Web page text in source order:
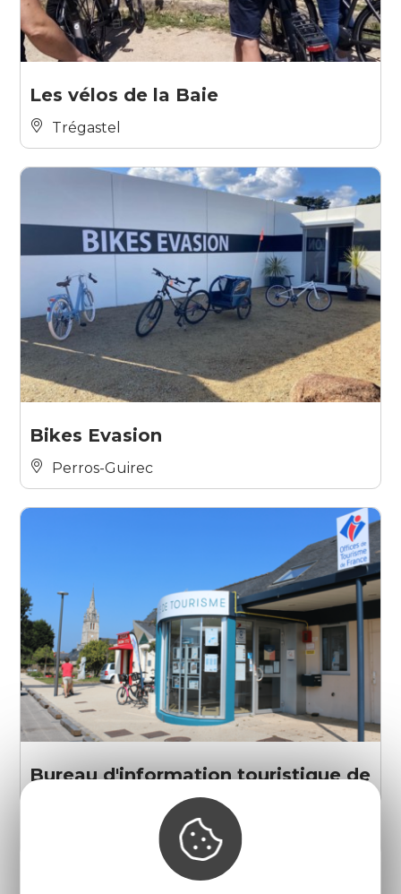
Les vélos de la Baie
Trégastel
Bikes Evasion
Perros-Guirec
Bureau d'information touristique de
Pleumeur-Bodou
Pleumeur-Bodou